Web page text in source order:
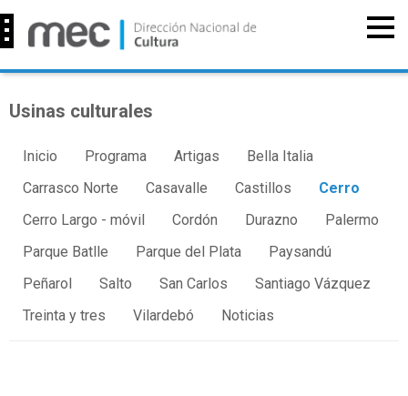
Usinas culturales
Inicio Programa Artigas
Bella Italia
Carrasco Norte
Casavalle Castillos
Cerro
Cerro Largo - móvil
Cordón Durazno
Palermo
Parque Batlle
Parque del Plata
Paysandú
Peñarol
Salto San Carlos
Santiago Vázquez
Treinta y tres
Vilardebó Noticias